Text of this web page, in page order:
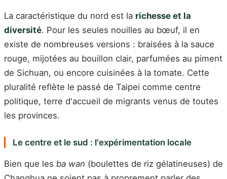
La caractéristique du nord est la richesse et la
diversité. Pour les seules nouilles au bœuf, il en
existe de nombreuses versions : braisées à la sauce
rouge, mijotées au bouillon clair, parfumées au piment
de Sichuan, ou encore cuisinées à la tomate. Cette
pluralité reflète le passé de Taipei comme centre
politique, terre d'accueil de migrants venus de toutes
les provinces.
Le centre et le sud : l'expérimentation locale
Bien que les ba wan (boulettes de riz gélatineuses) de